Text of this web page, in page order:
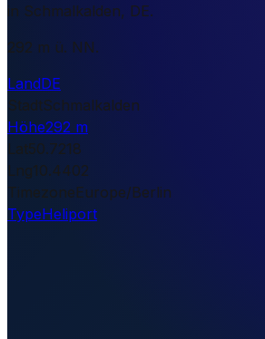
in Schmalkalden, DE.
292 m ü. NN.
LandDE
StadtSchmalkalden
Höhe292 m
Lat50.7218
Lng10.4402
TimezoneEurope/Berlin
TypeHeliport